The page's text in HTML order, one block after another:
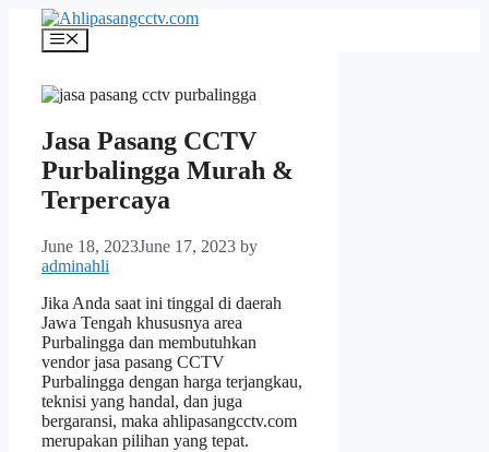
content
Menu
Jasa Pasang CCTV
Purbalingga Murah &
Terpercaya
June 18, 2023June 17, 2023 by
adminahli
Jika Anda saat ini tinggal di daerah
Jawa Tengah khususnya area
Purbalingga dan membutuhkan
vendor jasa pasang CCTV
Purbalingga dengan harga terjangkau,
teknisi yang handal, dan juga
bergaransi, maka ahlipasangcctv.com
merupakan pilihan yang tepat.